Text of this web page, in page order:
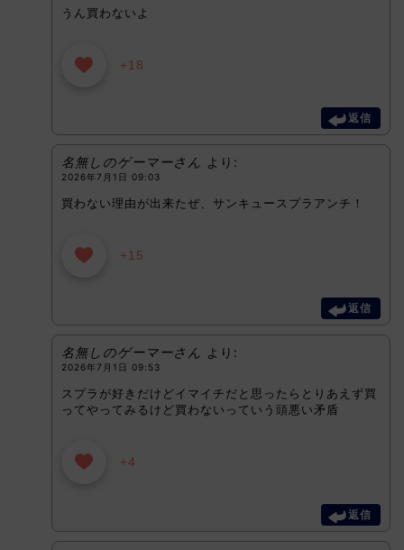
うん買わないよ
+18
返信
名無しのゲーマーさん より:
2026年7月1日 09:03
買わない理由が出来たぜ、サンキュースプラアンチ！
+15
返信
名無しのゲーマーさん より:
2026年7月1日 09:53
スプラが好きだけどイマイチだと思ったらとりあえず買
ってやってみるけど買わないっていう頭悪い矛盾
+4
返信